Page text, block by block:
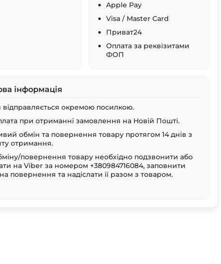
Apple Pay
Visa / Master Card
Приват24
Оплата за реквізитами
ФОП
інформація
відправляється окремою посилкою.
при отриманні замовлення на Новій Пошті.
обмін та повернення товару протягом 14 днів з
отримання.
повернення товару необхідно подзвонити або
на Viber за номером +380984716084, заповнити
повернення та надіслати її разом з товаром.